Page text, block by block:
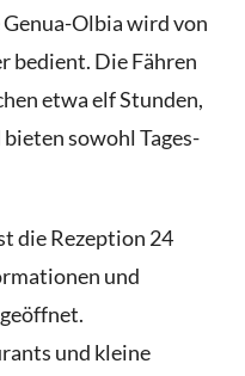
Olbia wird von
Die Fähren
etwa elf Stunden,
sowohl Tages-
die Rezeption 24
und
und kleine